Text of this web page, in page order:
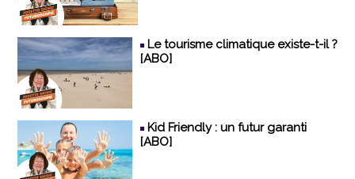
Le tourisme climatique existe-t-il ?
[ABO]
Kid Friendly : un futur garanti
[ABO]